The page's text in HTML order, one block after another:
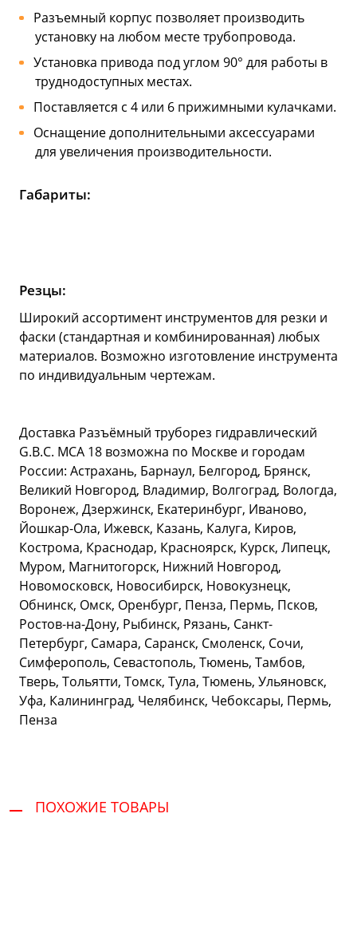
Разъемный корпус позволяет производить
установку на любом месте трубопровода.
Установка привода под углом 90° для работы в
труднодоступных местах.
Поставляется с 4 или 6 прижимными кулачками.
Оснащение дополнительными аксессуарами
для увеличения производительности.
Габариты:
Резцы:
Широкий ассортимент инструментов для резки и
фаски (стандартная и комбинированная) любых
материалов. Возможно изготовление инструмента
по индивидуальным чертежам.
Доставка Разъёмный труборез гидравлический
G.B.C. MCA 18 возможна по Москве и городам
России: Астрахань, Барнаул, Белгород, Брянск,
Великий Новгород, Владимир, Волгоград, Вологда,
Воронеж, Дзержинск, Екатеринбург, Иваново,
Йошкар-Ола, Ижевск, Казань, Калуга, Киров,
Кострома, Краснодар, Красноярск, Курск, Липецк,
Муром, Магнитогорск, Нижний Новгород,
Новомосковск, Новосибирск, Новокузнецк,
Обнинск, Омск, Оренбург, Пенза, Пермь, Псков,
Ростов-на-Дону, Рыбинск, Рязань, Санкт-
Петербург, Самара, Саранск, Смоленск, Сочи,
Симферополь, Севастополь, Тюмень, Тамбов,
Тверь, Тольятти, Томск, Тула, Тюмень, Ульяновск,
Уфа, Калининград, Челябинск, Чебоксары, Пермь,
Пенза
ПОХОЖИЕ ТОВАРЫ